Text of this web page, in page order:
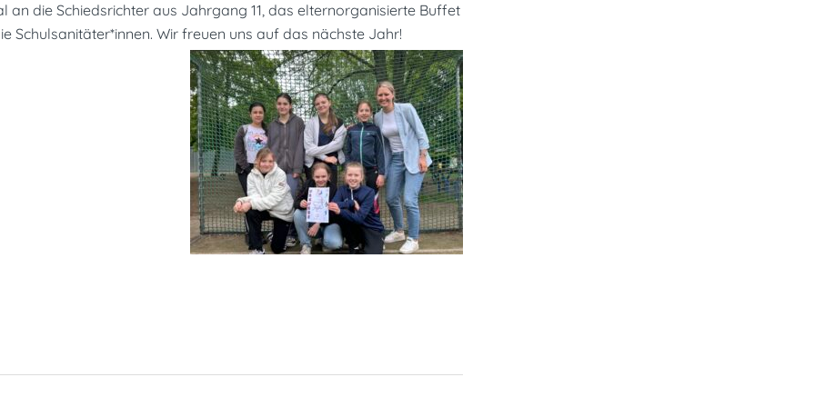
an die Schiedsrichter aus Jahrgang 11, das elternorganisierte Buffet
Schulsanitäter*innen. Wir freuen uns auf das nächste Jahr!